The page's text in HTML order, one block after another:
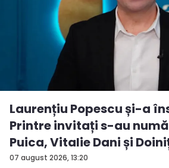
07 august 2026, 13:20
Laurențiu Popescu și-a
Printre invitați s-au
Puica, Vitalie Dani și
P...